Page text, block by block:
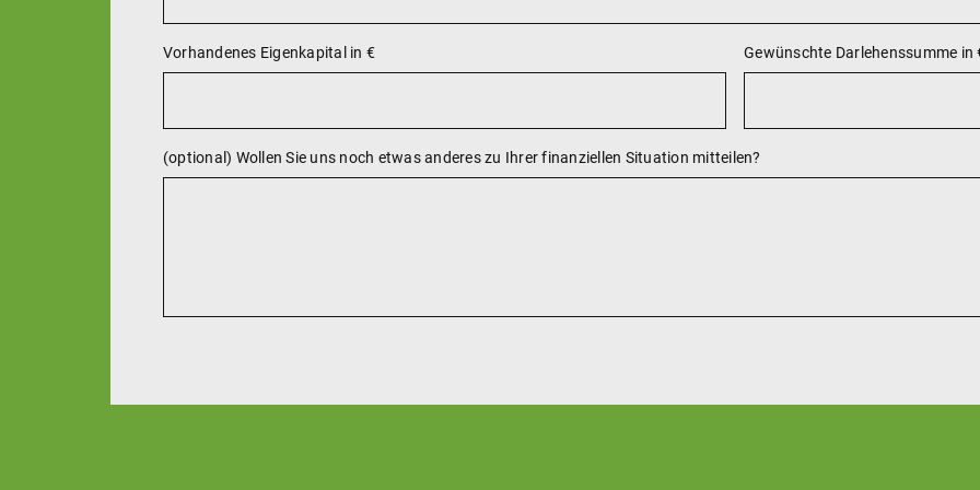
Vorhandenes Eigenkapital in € Gewünschte Darlehenssumme in
(optional) Wollen Sie uns noch etwas anderes zu Ihrer finanziellen Situation mitteilen?